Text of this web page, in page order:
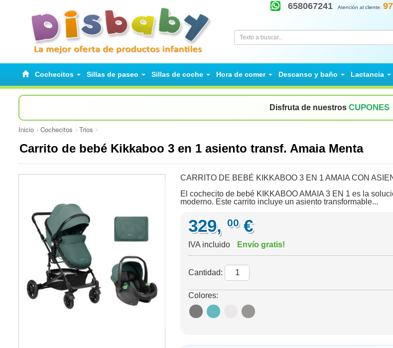
Atención al cliente:
658067241
Cochecitos Sillas de paseo Sillas de coche Hora de comer Descanso y baño Lactancia
Disfruta de nuestros CUPONES
Inicio Cochecitos Trios
Carrito de bebé Kikkaboo 3 en 1 asiento transf. Amaia Menta
CARRITO DE BEBÉ KIKKABOO 3 EN 1 AMAIA CON
El cochecito de bebé KIKKABOO AMAIA 3 EN 1 es la
moderno. Este carrito incluye un asiento transformable...
329, 00 €
IVA incluido Envío gratis!
Cantidad:
Colores: